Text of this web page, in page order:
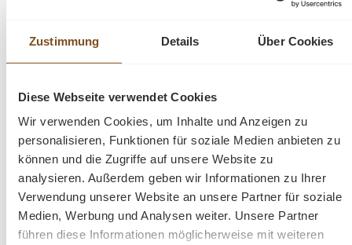
Zustimmung Details Über Cookies
Diese Webseite verwendet Cookies
Wir verwenden Cookies, um Inhalte und Anzeigen zu
personalisieren, Funktionen für soziale Medien anbieten zu
können und die Zugriffe auf unsere Website zu
analysieren. Außerdem geben wir Informationen zu Ihrer
Verwendung unserer Website an unsere Partner für soziale
Medien, Werbung und Analysen weiter. Unsere Partner
führen diese Informationen möglicherweise mit weiteren
Softclose
Fertig montiert - 2 Teile
Hier haben Sie einen ansprechenden Schrank mit einer
glatten Lackierung, der großzügigen Stauraum für
Gegenstände bietet, die unauffällig im unteren Bereich
verstaut werden sollen. Im Gegenzug können Sie
persönliche Gegenstände im verglasten Bereich des
Sideboards zur Schau stellen.